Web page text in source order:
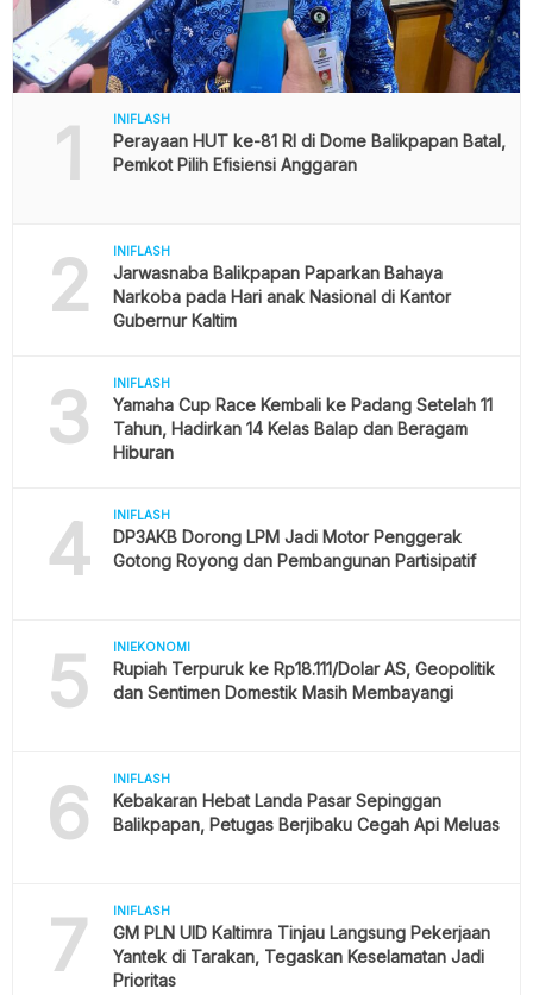
1 INIFLASH
Perayaan HUT ke-81 RI di Dome Balikpapan Batal,
Pemkot Pilih Efisiensi Anggaran
2 INIFLASH
Jarwasnaba Balikpapan Paparkan Bahaya
Narkoba pada Hari anak Nasional di Kantor
Gubernur Kaltim
3 INIFLASH
Yamaha Cup Race Kembali ke Padang Setelah 11
Tahun, Hadirkan 14 Kelas Balap dan Beragam
Hiburan
4 INIFLASH
DP3AKB Dorong LPM Jadi Motor Penggerak
Gotong Royong dan Pembangunan Partisipatif
5 INIEKONOMI
Rupiah Terpuruk ke Rp18.111/Dolar AS, Geopolitik
dan Sentimen Domestik Masih Membayangi
6 INIFLASH
Kebakaran Hebat Landa Pasar Sepinggan
Balikpapan, Petugas Berjibaku Cegah Api Meluas
7 INIFLASH
GM PLN UID Kaltimra Tinjau Langsung Pekerjaan
Yantek di Tarakan, Tegaskan Keselamatan Jadi
Prioritas